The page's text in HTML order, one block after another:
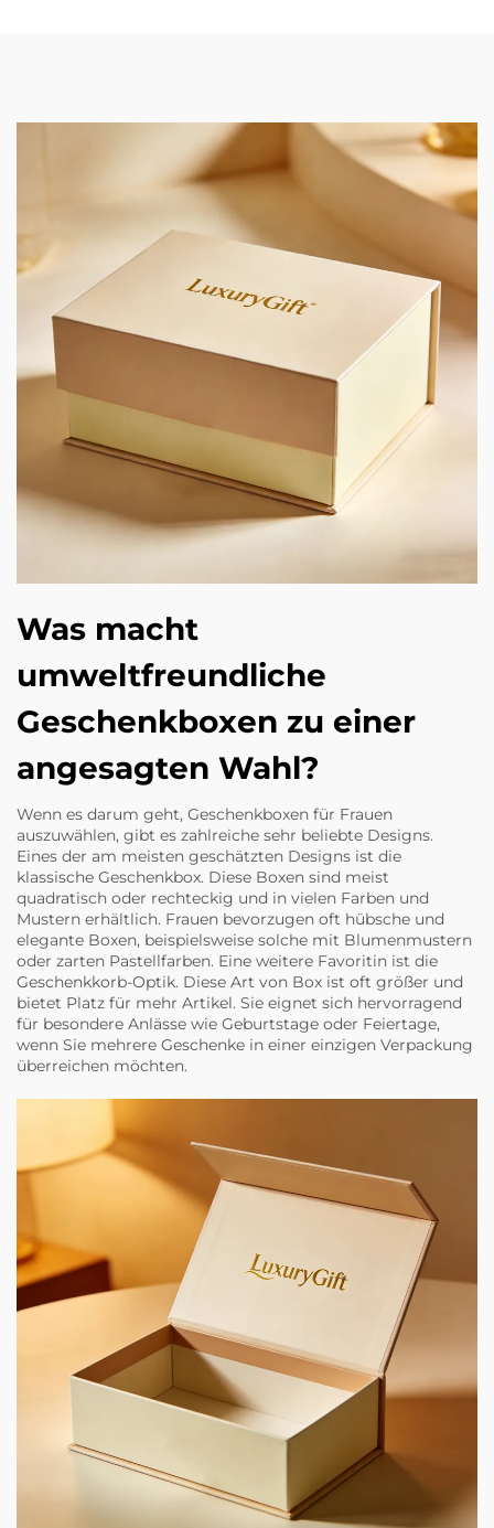
Was macht
umweltfreundliche
Geschenkboxen zu einer
angesagten Wahl?
Wenn es darum geht, Geschenkboxen für Frauen
auszuwählen, gibt es zahlreiche sehr beliebte Designs.
Eines der am meisten geschätzten Designs ist die
klassische Geschenkbox. Diese Boxen sind meist
quadratisch oder rechteckig und in vielen Farben und
Mustern erhältlich. Frauen bevorzugen oft hübsche und
elegante Boxen, beispielsweise solche mit Blumenmustern
oder zarten Pastellfarben. Eine weitere Favoritin ist die
Geschenkkorb-Optik. Diese Art von Box ist oft größer und
bietet Platz für mehr Artikel. Sie eignet sich hervorragend
für besondere Anlässe wie Geburtstage oder Feiertage,
wenn Sie mehrere Geschenke in einer einzigen Verpackung
überreichen möchten.